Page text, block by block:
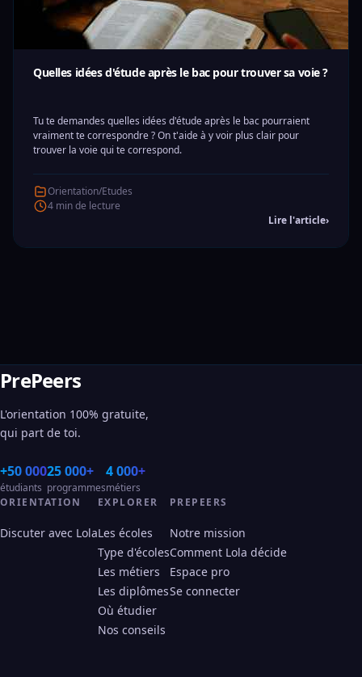
Quelles idées d'étude après le bac pour trouver sa voie ?
Tu te demandes quelles idées d'étude après le bac pourraient
vraiment te correspondre ? On t'aide à y voir plus clair pour
trouver la voie qui te correspond.
Orientation/Etudes
4 min de lecture
Lire l'article›
PrePeers
L'orientation 100% gratuite,
qui part de toi.
+50 000
étudiants
25 000+
programmes
4 000+
métiers
ORIENTATION
Discuter avec Lola
EXPLORER
Les écoles
Type d'écoles
Les métiers
Les diplômes
Où étudier
Nos conseils
PREPEERS
Notre mission
Comment Lola décide
Espace pro
Se connecter